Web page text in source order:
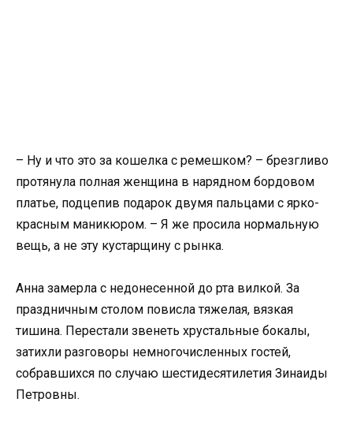
– Ну и что это за кошелка с ремешком? – брезгливо
протянула полная женщина в нарядном бордовом
платье, подцепив подарок двумя пальцами с ярко-
красным маникюром. – Я же просила нормальную
вещь, а не эту кустарщину с рынка.
Анна замерла с недонесенной до рта вилкой. За
праздничным столом повисла тяжелая, вязкая
тишина. Перестали звенеть хрустальные бокалы,
затихли разговоры немногочисленных гостей,
собравшихся по случаю шестидесятилетия Зинаиды
Петровны.